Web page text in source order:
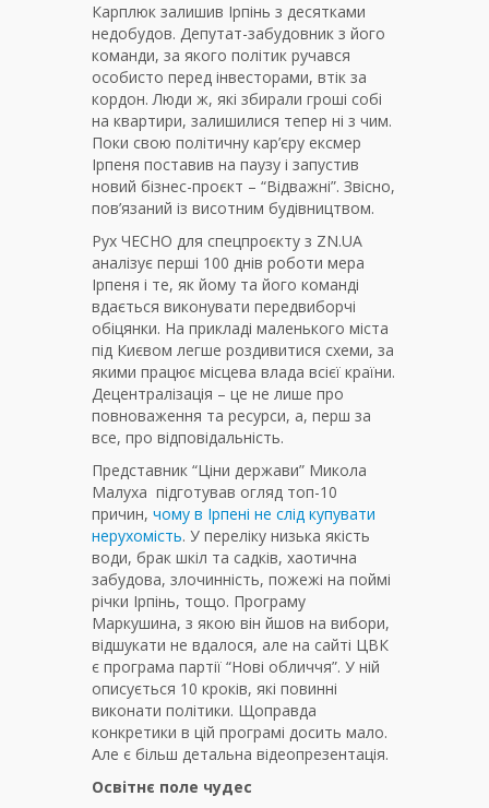
Карплюк залишив Ірпінь з десятками
недобудов. Депутат-забудовник з його
команди, за якого політик ручався
особисто перед інвесторами, втік за
кордон. Люди ж, які збирали гроші собі
на квартири, залишилися тепер ні з чим.
Поки свою політичну кар’єру ексмер
Ірпеня поставив на паузу і запустив
новий бізнес-проєкт – “Відважні”. Звісно,
пов’язаний із висотним будівництвом.
Рух ЧЕСНО для спецпроєкту з ZN.UA
аналізує перші 100 днів роботи мера
Ірпеня і те, як йому та його команді
вдається виконувати передвиборчі
обіцянки. На прикладі маленького міста
під Києвом легше роздивитися схеми, за
якими працює місцева влада всієї країни.
Децентралізація – це не лише про
повноваження та ресурси, а, перш за
все, про відповідальність.
Представник “Ціни держави” Микола
Малуха підготував огляд топ-10
причин, чому в Ірпені не слід купувати
нерухомість. У переліку низька якість
води, брак шкіл та садків, хаотична
забудова, злочинність, пожежі на поймі
річки Ірпінь, тощо. Програму
Маркушина, з якою він йшов на вибори,
відшукати не вдалося, але на сайті ЦВК
є програма партії “Нові обличчя”. У ній
описується 10 кроків, які повинні
виконати політики. Щоправда
конкретики в цій програмі досить мало.
Але є більш детальна відеопрезентація.
Освітнє поле чудес